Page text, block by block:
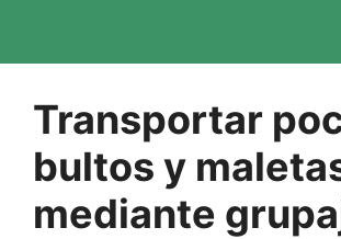
Transportar
bultos y
mediante